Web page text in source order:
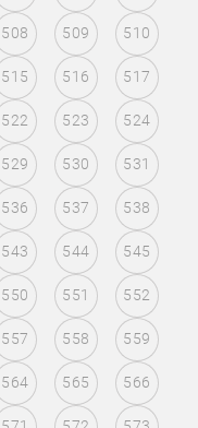
508 509 510
515 516 517
522 523 524
529 530 531
536 537 538
543 544 545
550 551 552
557 558 559
564 565 566